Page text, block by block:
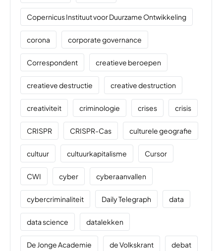
Copernicus Instituut voor Duurzame Ontwikkeling
corona corporate governance
Correspondent creatieve beroepen
creatieve destructie creative destruction
creativiteit criminologie crises crisis
CRISPR CRISPR-Cas culturele geografie
cultuur cultuurkapitalisme Cursor
CWI cyber cyberaanvallen
cybercriminaliteit Daily Telegraph data
data science datalekken
De Jonge Academie de Volkskrant debat